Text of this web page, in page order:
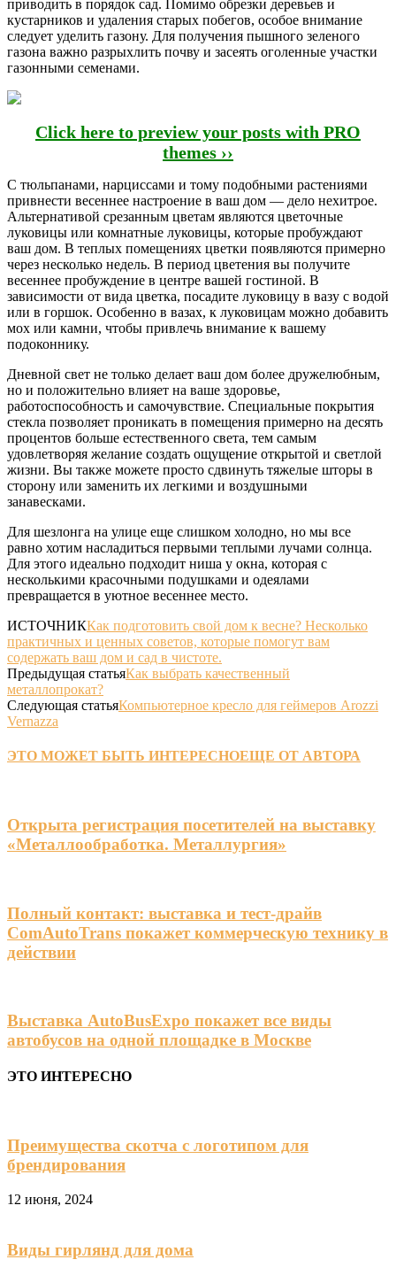
приводить в порядок сад. Помимо обрезки деревьев и
кустарников и удаления старых побегов, особое внимание
следует уделить газону. Для получения пышного зеленого
газона важно разрыхлить почву и засеять оголенные участки
газонными семенами.
Click here to preview your posts with PRO
themes ››
С тюльпанами, нарциссами и тому подобными растениями
привнести весеннее настроение в ваш дом — дело нехитрое.
Альтернативой срезанным цветам являются цветочные
луковицы или комнатные луковицы, которые пробуждают
ваш дом. В теплых помещениях цветки появляются примерно
через несколько недель. В период цветения вы получите
весеннее пробуждение в центре вашей гостиной. В
зависимости от вида цветка, посадите луковицу в вазу с водой
или в горшок. Особенно в вазах, к луковицам можно добавить
мох или камни, чтобы привлечь внимание к вашему
подоконнику.
Дневной свет не только делает ваш дом более дружелюбным,
но и положительно влияет на ваше здоровье,
работоспособность и самочувствие. Специальные покрытия
стекла позволяет проникать в помещения примерно на десять
процентов больше естественного света, тем самым
удовлетворяя желание создать ощущение открытой и светлой
жизни. Вы также можете просто сдвинуть тяжелые шторы в
сторону или заменить их легкими и воздушными
занавесками.
Для шезлонга на улице еще слишком холодно, но мы все
равно хотим насладиться первыми теплыми лучами солнца.
Для этого идеально подходит ниша у окна, которая с
несколькими красочными подушками и одеялами
превращается в уютное весеннее место.
ИСТОЧНИККак подготовить свой дом к весне? Несколько
практичных и ценных советов, которые помогут вам
содержать ваш дом и сад в чистоте.
Предыдущая статьяКак выбрать качественный
металлопрокат?
Следующая статьяКомпьютерное кресло для геймеров Arozzi
Vernazza
ЭТО МОЖЕТ БЫТЬ ИНТЕРЕСНОЕЩЕ ОТ АВТОРА
Открыта регистрация посетителей на выставку
«Металлообработка. Металлургия»
Полный контакт: выставка и тест-драйв
ComAutoTrans покажет коммерческую технику в
действии
Выставка AutoBusExpo покажет все виды
автобусов на одной площадке в Москве
ЭТО ИНТЕРЕСНО
Преимущества скотча с логотипом для
брендирования
12 июня, 2024
Виды гирлянд для дома